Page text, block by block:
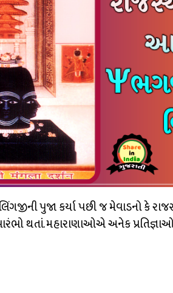
પુજા કર્યા પછી જ મેવાડનો કે
થતાં. મહારાણાઓએ અનેક